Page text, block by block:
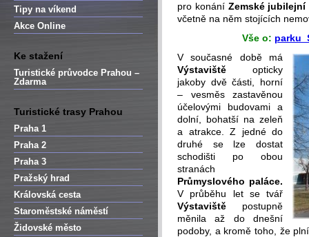
Tipy na víkend
Akce Online
Ke stažení
Turistické průvodce Prahou –
Zdarma
Turistické trasy Prahou
Praha 1
Praha 2
Praha 3
Pražský hrad
Královská cesta
Staroměstské náměstí
Židovské město
pro konání Zemské jubilejní
včetně na něm stojících
Vše o: parku
V současné době má
Výstaviště opticky
jakoby dvě části, horní
– vesměs zastavěnou
účelovými budovami a
dolní, bohatší na zeleň
a atrakce. Z jedné do
druhé se lze dostat
schodišti po obou
stranách
Průmyslového paláce.
V průběhu let se tvář
Výstaviště postupně
měnila až do dnešní
podoby, a kromě toho, že